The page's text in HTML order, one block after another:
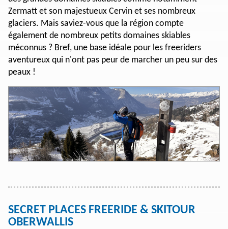
Zermatt et son majestueux Cervin et ses nombreux
glaciers. Mais saviez-vous que la région compte
également de nombreux petits domaines skiables
méconnus ? Bref, une base idéale pour les freeriders
aventureux qui n'ont pas peur de marcher un peu sur des
peaux !
SECRET PLACES FREERIDE & SKITOUR
OBERWALLIS